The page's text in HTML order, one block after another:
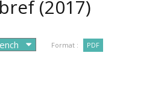
(2017)
Format : PDF